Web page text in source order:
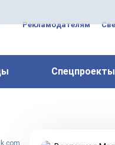
ремонтом,
на
Рекламодателям
Спецпроекты